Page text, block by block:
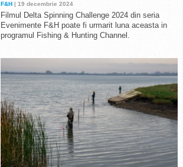
F&H | 19 decembrie 2024
Filmul Delta Spinning Challenge 2024 din seria
Evenimente F&H poate fi urmarit luna aceasta in
programul Fishing & Hunting Channel.